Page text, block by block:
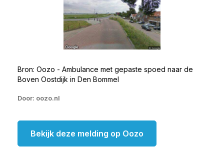
Bron: Oozo - Ambulance met gepaste spoed naar de
Boven Oostdijk in Den Bommel
Door: oozo.nl
Bekijk deze melding op Oozo